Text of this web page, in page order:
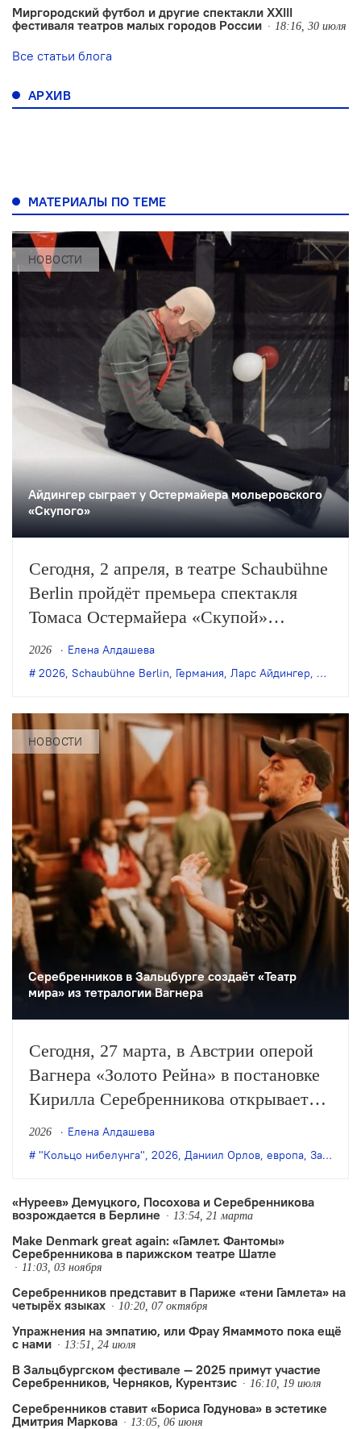
Миргородский футбол и другие спектакли XXIII
фестиваля театров малых городов России
18:16, 30 июля
Все статьи блога
АРХИВ
МАТЕРИАЛЫ ПО ТЕМЕ
НОВОСТИ
Айдингер сыграет у Остермайера мольеровского
«Скупого»
Сегодня, 2 апреля, в театре Schaubühne
Berlin пройдёт премьера спектакля
Томаса Остермайера «Скупой»
по одноимённой пьесе Мольера.
2026
Елена Алдашева
2026, Schaubühne Berlin, Германия, Ларс Айдингер, мольер
НОВОСТИ
Серебренников в Зальцбурге создаёт «Театр
мира» из тетралогии Вагнера
Сегодня, 27 марта, в Австрии оперой
Вагнера «Золото Рейна» в постановке
Кирилла Серебренникова открывается
Зальцбургский Пасхальный фестиваль.
Музыкальный руководитель спектакля
2026
Елена Алдашева
"Кольцо нибелунга", 2026, Даниил Орлов, европа, Зальцбургский Пасхальный фестиваль
«Нуреев» Демуцкого, Посохова и Серебренникова
возрождается в Берлине
13:54, 21 марта
Make Denmark great again: «Гамлет. Фантомы»
Серебренникова в парижском театре Шатле
11:03, 03 ноября
Серебренников представит в Париже «тени Гамлета» на
четырёх языках
10:20, 07 октября
Упражнения на эмпатию, или Фрау Ямаммото пока ещё
с нами
13:51, 24 июля
В Зальцбургском фестивале — 2025 примут участие
Серебренников, Черняков, Курентзис
16:10, 19 июля
Серебренников ставит «Бориса Годунова» в эстетике
Дмитрия Маркова
13:05, 06 июня